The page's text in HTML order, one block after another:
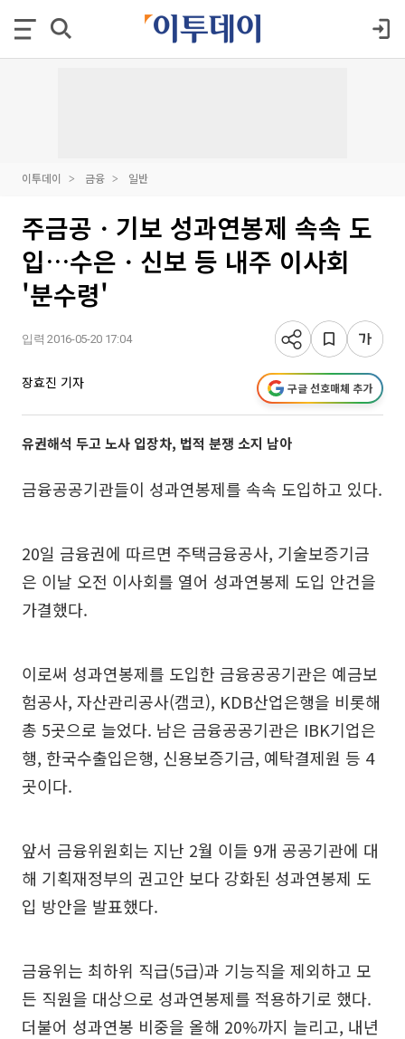
이투데이 금융 일반
주금공ㆍ기보 성과연봉제 속속 도
입…수은ㆍ신보 등 내주 이사회
'분수령'
입력 2016-05-20 17:04
장효진 기자 구글 선호매체 추가
유권해석 두고 노사 입장차, 법적 분쟁 소지 남아
금융공공기관들이 성과연봉제를 속속 도입하고 있다.
20일 금융권에 따르면 주택금융공사, 기술보증기금
은 이날 오전 이사회를 열어 성과연봉제 도입 안건을
가결했다.
이로써 성과연봉제를 도입한 금융공공기관은 예금보
험공사, 자산관리공사(캠코), KDB산업은행을 비롯해
총 5곳으로 늘었다. 남은 금융공공기관은 IBK기업은
행, 한국수출입은행, 신용보증기금, 예탁결제원 등 4
곳이다.
앞서 금융위원회는 지난 2월 이들 9개 공공기관에 대
해 기획재정부의 권고안 보다 강화된 성과연봉제 도
입 방안을 발표했다.
금융위는 최하위 직급(5급)과 기능직을 제외하고 모
든 직원을 대상으로 성과연봉제를 적용하기로 했다.
더불어 성과연봉 비중을 올해 20%까지 늘리고, 내년